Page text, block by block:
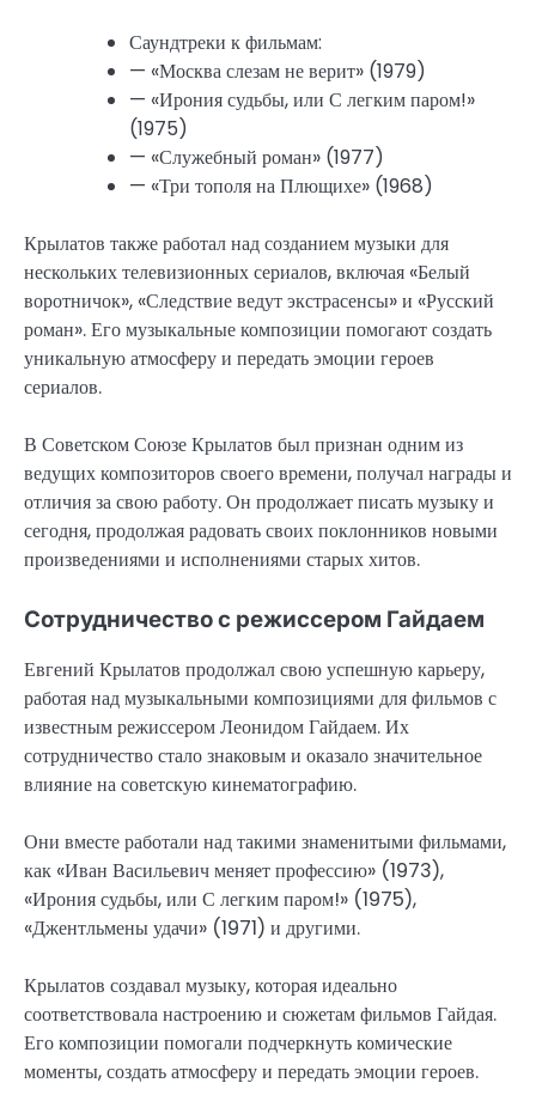
Саундтреки к фильмам:
— «Москва слезам не верит» (1979)
— «Ирония судьбы, или С легким паром!»
(1975)
— «Служебный роман» (1977)
— «Три тополя на Плющихе» (1968)
Крылатов также работал над созданием музыки для
нескольких телевизионных сериалов, включая «Белый
воротничок», «Следствие ведут экстрасенсы» и «Русский
роман». Его музыкальные композиции помогают создать
уникальную атмосферу и передать эмоции героев
сериалов.
В Советском Союзе Крылатов был признан одним из
ведущих композиторов своего времени, получал награды и
отличия за свою работу. Он продолжает писать музыку и
сегодня, продолжая радовать своих поклонников новыми
произведениями и исполнениями старых хитов.
Сотрудничество с режиссером Гайдаем
Евгений Крылатов продолжал свою успешную карьеру,
работая над музыкальными композициями для фильмов с
известным режиссером Леонидом Гайдаем. Их
сотрудничество стало знаковым и оказало значительное
влияние на советскую кинематографию.
Они вместе работали над такими знаменитыми фильмами,
как «Иван Васильевич меняет профессию» (1973),
«Ирония судьбы, или С легким паром!» (1975),
«Джентльмены удачи» (1971) и другими.
Крылатов создавал музыку, которая идеально
соответствовала настроению и сюжетам фильмов Гайдая.
Его композиции помогали подчеркнуть комические
моменты, создать атмосферу и передать эмоции героев.